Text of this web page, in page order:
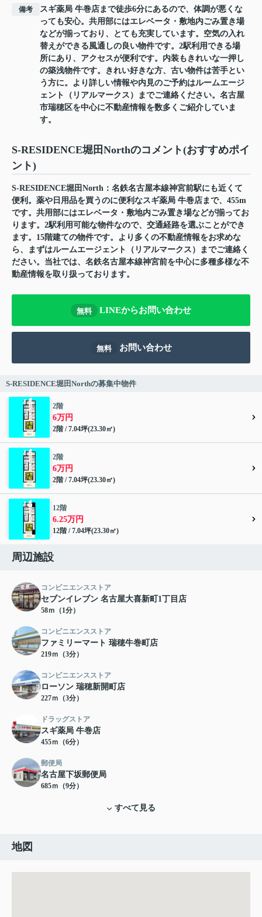
備考
スギ薬局 牛巻店まで徒歩6分にあるので、体調が悪くな
っても安心。共用部にはエレベータ・敷地内ごみ置き場
などが揃っており、とても充実しています。空気の入れ
替えができる風通しの良い物件です。2駅利用できる場
所にあり、アクセスが便利です。内装もきれいな一押し
の築浅物件です。きれい好きな方、古い物件は苦手とい
う方に。より詳しい情報や内見のご予約はルームエージ
ェント（リアルマークス）までご連絡ください。名古屋
市瑞穂区を中心に不動産情報を数多くご紹介していま
す。
S-RESIDENCE堀田Northのコメント(おすすめポイ
ント)
S-RESIDENCE堀田North：名鉄名古屋本線神宮前駅にも近くて
便利。薬や日用品を買うのに便利なスギ薬局 牛巻店まで、455m
です。共用部にはエレベータ・敷地内ごみ置き場などが揃ってお
ります。2駅利用可能な物件なので、交通経路を選ぶことができ
ます。15階建ての物件です。より多くの不動産情報をお求めな
ら、まずはルームエージェント（リアルマークス）までご連絡く
ださい。当社では、名鉄名古屋本線神宮前を中心に多種多様な不
動産情報を取り扱っております。
無料 LINEからお問い合わせ
無料 お問い合わせ
S-RESIDENCE堀田Northの募集中物件
2階
6万円
2階 / 7.04坪(23.30㎡)
2階
6万円
2階 / 7.04坪(23.30㎡)
12階
6.25万円
12階 / 7.04坪(23.30㎡)
周辺施設
コンビニエンスストア
セブンイレブン 名古屋大喜新町1丁目店
58ｍ（1分）
コンビニエンスストア
ファミリーマート 瑞穂牛巻町店
219ｍ（3分）
コンビニエンスストア
ローソン 瑞穂新開町店
227ｍ（3分）
ドラッグストア
スギ薬局 牛巻店
455ｍ（6分）
郵便局
名古屋下坂郵便局
685ｍ（9分）
すべて見る
地図